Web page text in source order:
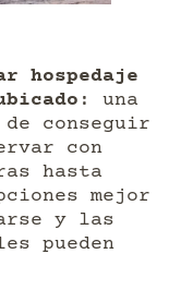
hospedaje
: una
conseguir
con
hasta
mejor
y las
pueden